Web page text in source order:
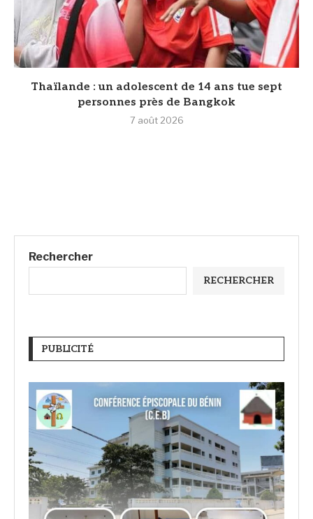
Thaïlande : un adolescent de 14 ans tue sept
personnes près de Bangkok
7 août 2026
Rechercher
RECHERCHER
PUBLICITÉ